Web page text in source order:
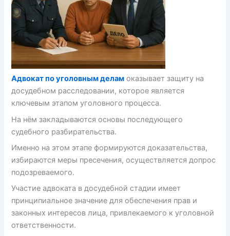
Адвокат по уголовным делам оказывает защиту на
досудебном расследовании, которое является
ключевым этапом уголовного процесса.
На нём закладываются основы последующего
судебного разбирательства.
Именно на этом этапе формируются доказательства,
избираются меры пресечения, осуществляется допрос
подозреваемого.
Участие адвоката в досудебной стадии имеет
принципиальное значение для обеспечения прав и
законных интересов лица, привлекаемого к уголовной
ответственности.